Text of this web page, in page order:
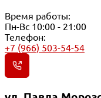
Время работы:
Пн-Вс 10:00 - 21:00
Телефон:
+7 (966) 503-54-54